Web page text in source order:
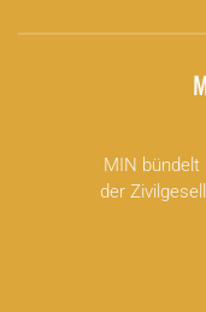
MIN bündelt
der